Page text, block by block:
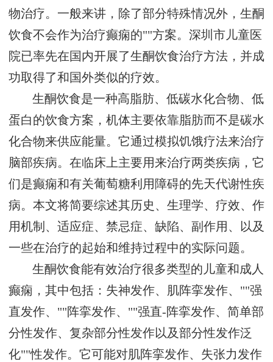
物治疗。一般来讲，除了部分特殊情况外，生酮
饮食不会作为治疗癫痫的""方案。深圳市儿童医
院已率先在国内开展了生酮饮食治疗方法，并成
功取得了和国外类似的疗效。
生酮饮食是一种高脂肪、低碳水化合物、低
蛋白的饮食方案，机体主要依靠脂肪而不是碳水
化合物来供应能量。它通过模拟饥饿疗法来治疗
脑部疾病。在临床上主要用来治疗两类疾病，它
们是癫痫和有关葡萄糖利用障碍的先天代谢性疾
病。本文将简要综述其历史、生理学、疗效、作
用机制、适应症、禁忌症、缺陷、副作用、以及
一些在治疗的起始和维持过程中的实际问题。
生酮饮食能有效治疗很多类型的儿童和成人
癫痫，其中包括：失神发作、肌阵挛发作、""强
直发作、""阵挛发作、""强直-阵挛发作、简单部
分性发作、复杂部分性发作以及部分性发作泛
化""性发作。它可能对肌阵挛发作、失张力发作